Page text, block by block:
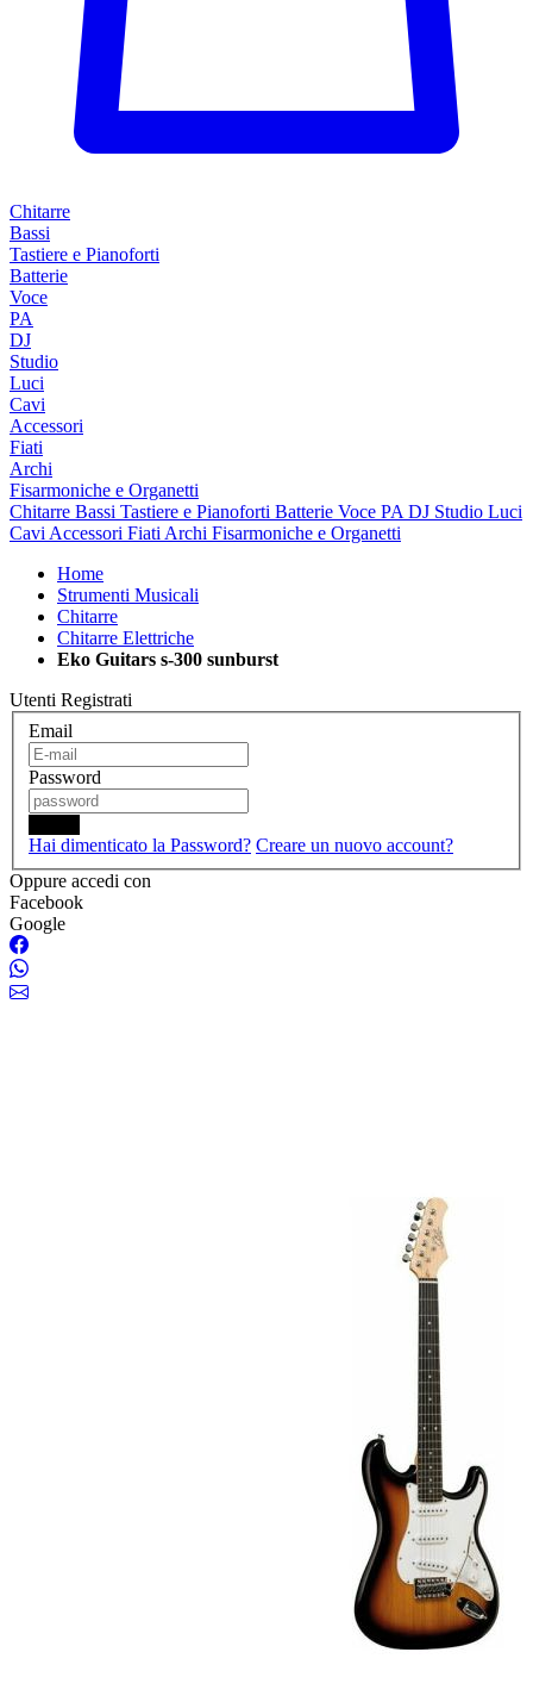
Chitarre
Bassi
Tastiere e Pianoforti
Batterie
Voce
PA
DJ
Studio
Luci
Cavi
Accessori
Fiati
Archi
Fisarmoniche e Organetti
Chitarre Bassi Tastiere e Pianoforti Batterie Voce PA DJ Studio Luci
Cavi Accessori Fiati Archi Fisarmoniche e Organetti
Home
Strumenti Musicali
Chitarre
Chitarre Elettriche
Eko Guitars s-300 sunburst
Utenti Registrati
Email
Password
Hai dimenticato la Password? Creare un nuovo account?
Oppure accedi con
Facebook
Google